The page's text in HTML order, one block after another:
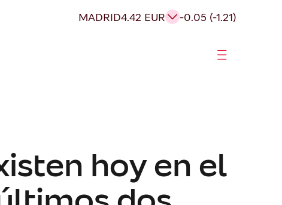
MADRID4.42 EUR -0.05 (-1.21)
hoy en el